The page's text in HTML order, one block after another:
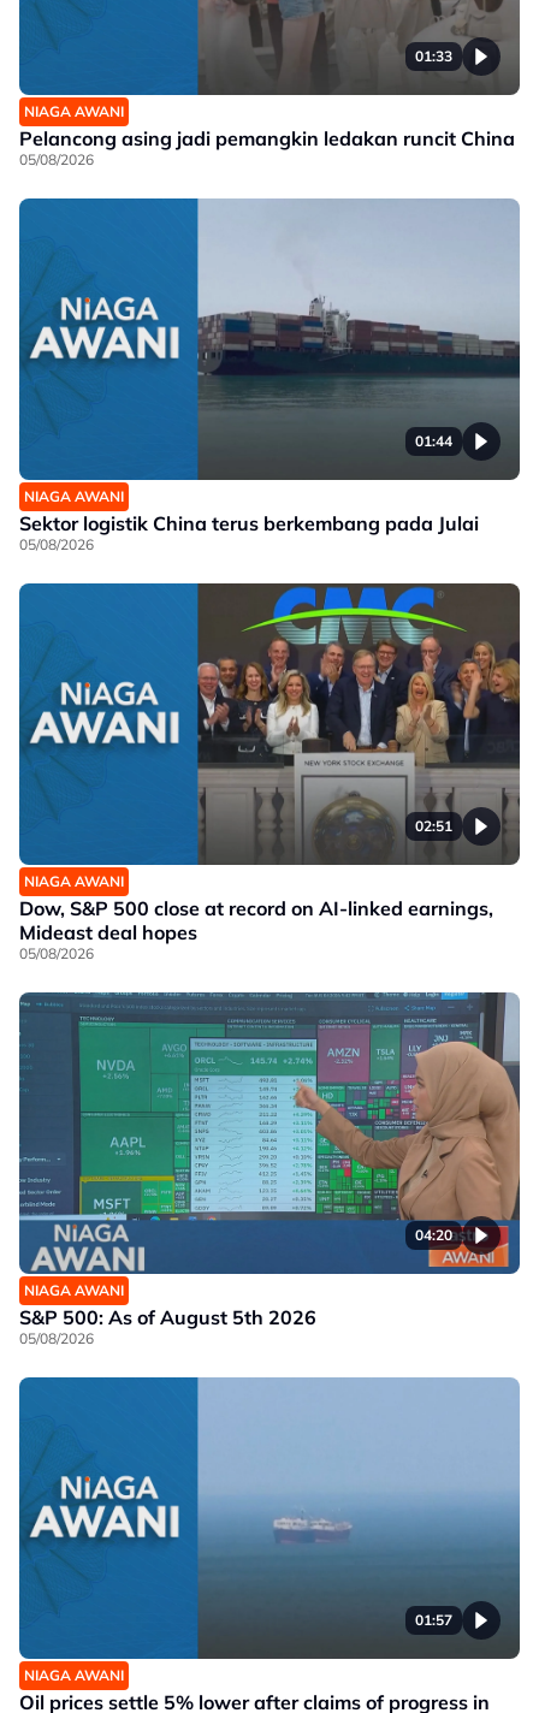
01:33
NIAGA AWANI
Pelancong asing jadi pemangkin ledakan runcit China
05/08/2026
01:44
NIAGA AWANI
Sektor logistik China terus berkembang pada Julai
05/08/2026
02:51
NIAGA AWANI
Dow, S&P 500 close at record on AI-linked earnings,
Mideast deal hopes
05/08/2026
04:20
NIAGA AWANI
S&P 500: As of August 5th 2026
05/08/2026
01:57
NIAGA AWANI
Oil prices settle 5% lower after claims of progress in